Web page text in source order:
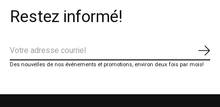
Restez informé!
Des nouvelles de nos événements et promotions, environ deux fois par mois!